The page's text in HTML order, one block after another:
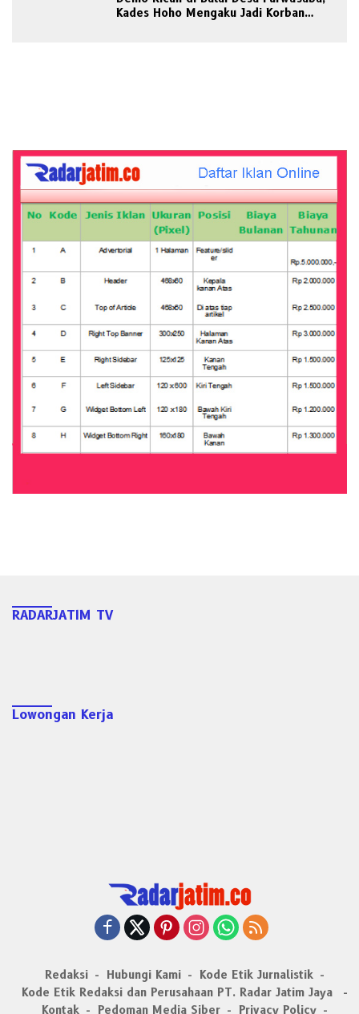
Kades Hoho Mengaku Jadi Korban
RADARJATIM TV
Lowongan Kerja
Redaksi Hubungi Kami
Kode Etik Jurnalistik
Kode Etik Redaksi dan Perusahaan PT. Radar Jatim Jaya
Kontak
Pedoman Media Siber Privacy Policy